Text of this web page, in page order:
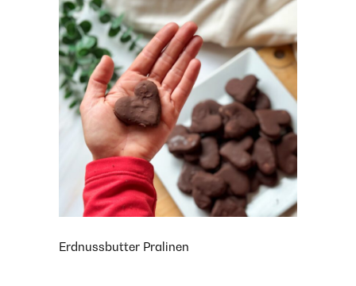
Erdnussbutter Pralinen